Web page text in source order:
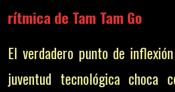
rítmica de Tam Tam Go
El verdadero punto de
juventud tecnológica choca